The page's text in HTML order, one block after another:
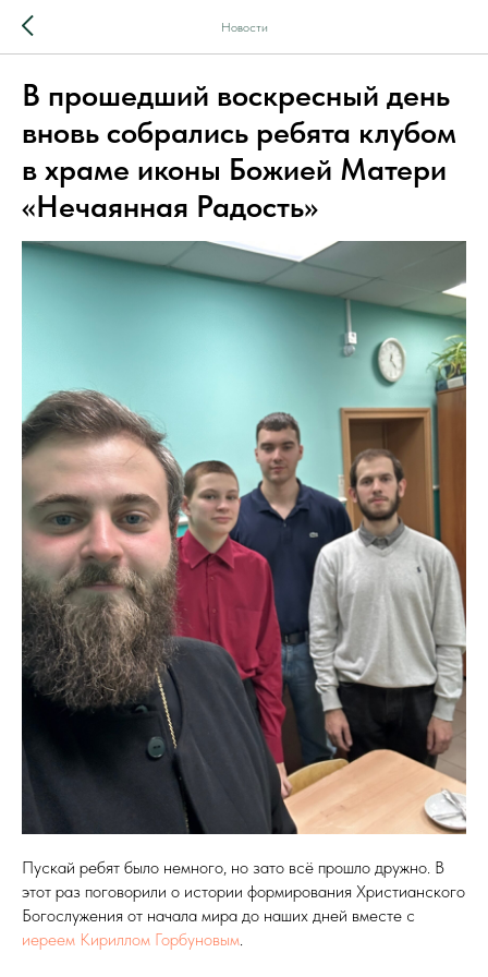
Новости
В прошедший воскресный день
вновь собрались ребята клубом
в храме иконы Божией Матери
«Нечаянная Радость»
Пускай ребят было немного, но зато всё прошло дружно. В
этот раз поговорили о истории формирования Христианского
Богослужения от начала мира до наших дней вместе с
иереем Кириллом Горбуновым.